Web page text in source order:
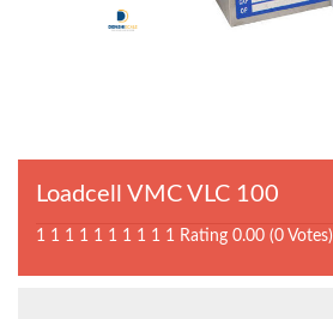
Loadcell VMC VLC 100
1 1 1 1 1 1 1 1 1 1 Rating 0.00 (0 Votes)